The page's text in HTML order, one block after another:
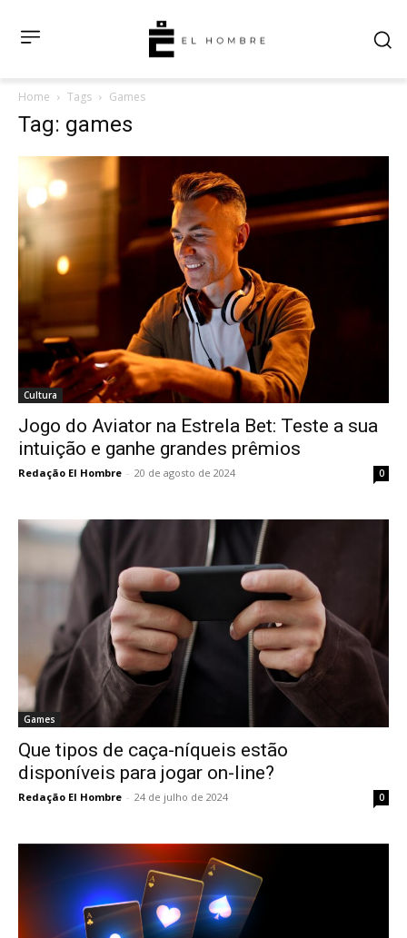
Home Tags Games
Tag: games
Cultura
Jogo do Aviator na Estrela Bet: Teste a sua
intuição e ganhe grandes prêmios
Redação El Hombre - 20 de agosto de 2024 0
Games
Que tipos de caça-níqueis estão
disponíveis para jogar on-line?
Redação El Hombre - 24 de julho de 2024 0